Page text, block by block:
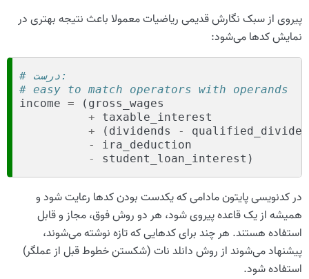
پیروی از سبک نگارش قدیمی ریاضیات معمولا باعث نتیجه بهتری در
نمایش کدها می‌شود:
# درست:
# easy to match operators with operands
income = ( gross_wages
+
taxable_interest
+
( dividends -
-
ira_deduction
-
student_loan_interest )
در کدنویسی پایتون مادامی که یکدست بودن کدها رعایت شود و
همیشه از یک قاعده پیروی شود، هر دو روش فوق، مجاز و قابل
استفاده هستند. هر چند برای کدهایی که تازه نوشته می‌شوند،
پیشنهاد می‌شوند از روش دانلد نات (شکستن خطوط قبل از عملگر)
استفاده شود.